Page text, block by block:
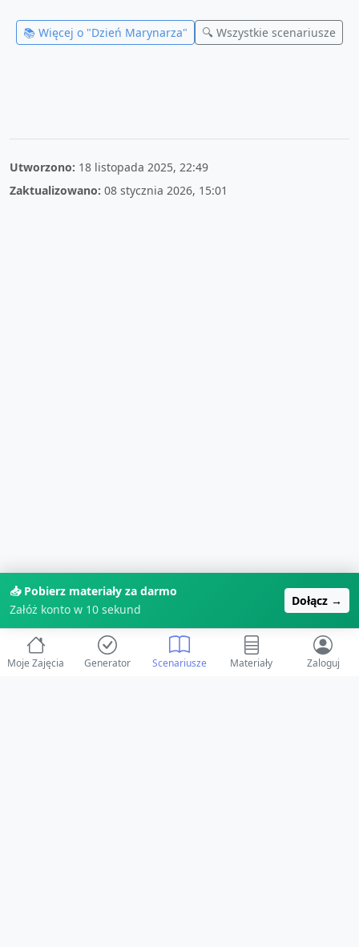
📚 Więcej o "Dzień Marynarza" 🔍 Wszystkie scenariusze
Utworzono: 18 listopada 2025, 22:49
Zaktualizowano: 08 stycznia 2026, 15:01
📥 Pobierz materiały za darmo
Załóż konto w 10 sekund
Dołącz →
Moje Zajęcia Generator Scenariusze Materiały Zaloguj